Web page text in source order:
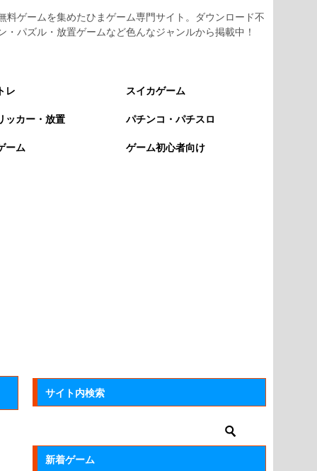
料ゲームを集めたひまゲーム専門サイト。ダウンロード不
パズル・放置ゲームなど色んなジャンルから掲載中！
レ スイカゲーム
ッカー・放置 パチンコ・パチスロ
ーム ゲーム初心者向け
サイト内検索
新着ゲーム